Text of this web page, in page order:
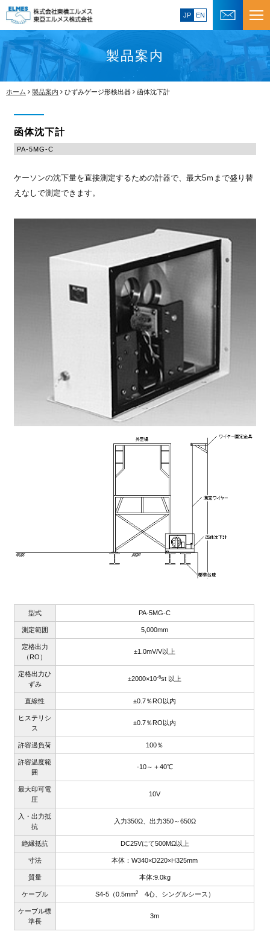
JP EN
製品案内
ホーム 製品案内 ひずみゲージ形検出器 函体沈下計
函体沈下計
PA-5MG-C
ケーソンの沈下量を直接測定するための計器で、最大5ｍまで盛り替
えなしで測定できます。
型式 PA-5MG-C
測定範囲 5,000mm
定格出力
（RO）
±1.0mV/V以上
定格出力ひ
ずみ
±2000×10-6st 以上
直線性 ±0.7％RO以内
ヒステリシ
ス
±0.7％RO以内
許容過負荷 100％
許容温度範
囲
-10～＋40℃
最大印可電
圧
10V
入・出力抵
抗
入力350Ω、出力350～650Ω
絶縁抵抗 DC25Vにて500MΩ以上
寸法 本体：W340×D220×H325mm
質量 本体:9.0kg
ケーブル S4-5（0.5mm24心、シングルシース）
ケーブル標
準長
3m